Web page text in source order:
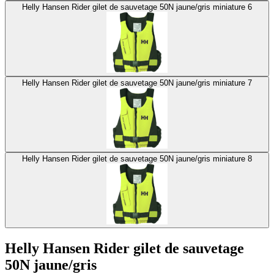
Helly Hansen Rider gilet de sauvetage 50N jaune/gris miniature 6
Helly Hansen Rider gilet de sauvetage 50N jaune/gris miniature 7
Helly Hansen Rider gilet de sauvetage 50N jaune/gris miniature 8
Helly Hansen Rider gilet de sauvetage
50N jaune/gris